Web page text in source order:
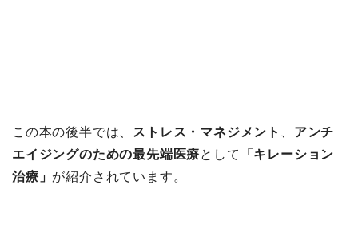
この本の後半では、 ストレス・マネジメント
アンチ
エイジングのための最先端医療として
「キレーション
治療」 が紹介されています。